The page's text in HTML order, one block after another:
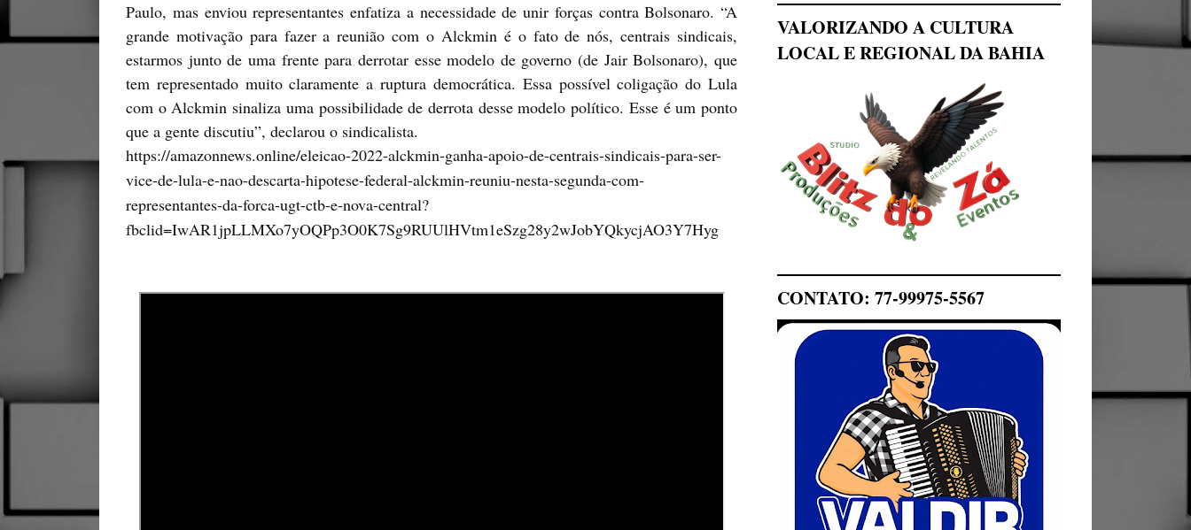
Paulo, mas enviou representantes enfatiza a necessidade de unir forças contra Bolsonaro. “A
grande motivação para fazer a reunião com o Alckmin é o fato de nós, centrais sindicais,
estarmos junto de uma frente para derrotar esse modelo de governo (de Jair Bolsonaro), que
tem representado muito claramente a ruptura democrática. Essa possível coligação do Lula
com o Alckmin sinaliza uma possibilidade de derrota desse modelo político. Esse é um ponto
que a gente discutiu”, declarou o sindicalista.
https://amazonnews.online/eleicao-2022-alckmin-ganha-apoio-de-centrais-sindicais-para-ser-
vice-de-lula-e-nao-descarta-hipotese-federal-alckmin-reuniu-nesta-segunda-com-
representantes-da-forca-ugt-ctb-e-nova-central?
fbclid=IwAR1jpLLMXo7yOQPp3O0K7Sg9RUUlHVtm1eSzg28y2wJobYQkycjAO3Y7Hyg
VALORIZANDO A CULTURA
LOCAL E REGIONAL DA BAHIA
CONTATO: 77-99975-5567